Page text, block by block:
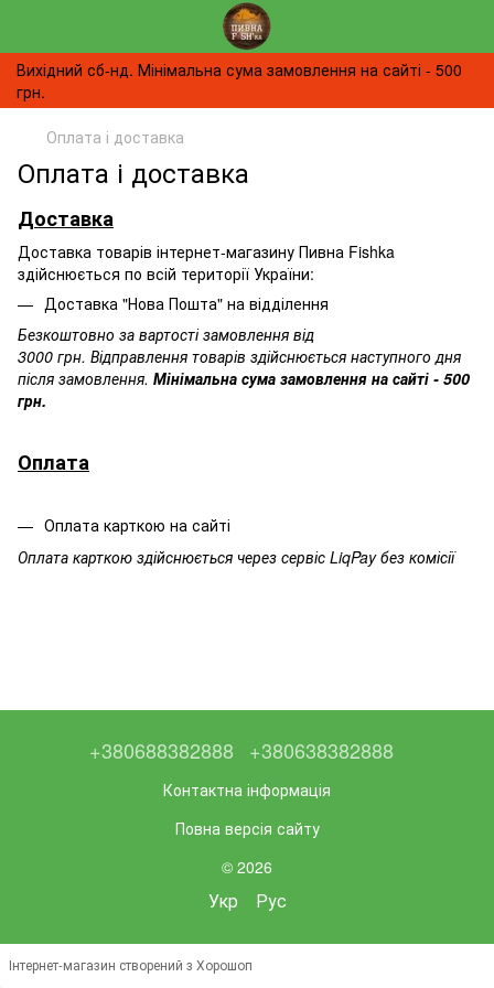
Вихідний сб-нд. Мінімальна сума замовлення на сайті - 500
грн.
Оплата і доставка
Оплата і доставка
Доставка
Доставка товарів інтернет-магазину Пивна Fishka
здійснюється по всій території України:
Доставка "Нова Пошта" на відділення
Безкоштовно за вартості замовлення від
3000 грн. Відправлення товарів здійснюється наступного дня
після замовлення. Мінімальна сума замовлення на сайті - 500
грн.
Оплата
Оплата карткою на сайті
Оплата карткою здійснюється через сервіс LiqPay без комісії
+380688382888 +380638382888
Контактна інформація
Повна версія сайту
© 2026
Укр Рус
Інтернет-магазин створений з Хорошоп